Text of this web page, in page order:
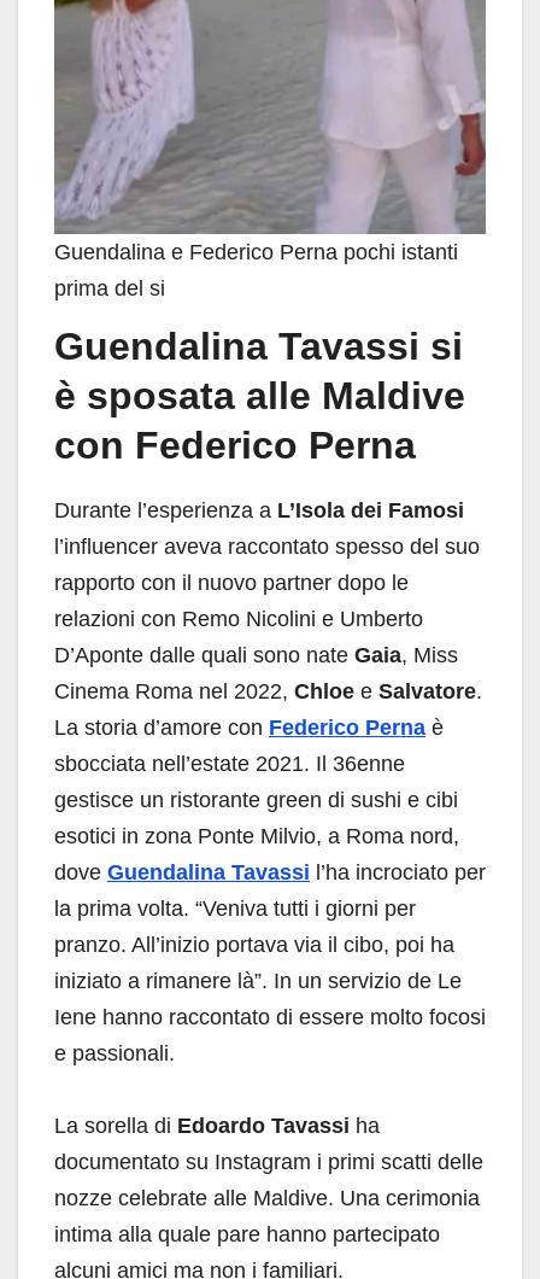
Guendalina e Federico Perna pochi istanti
prima del si
Guendalina Tavassi si
è sposata alle Maldive
con Federico Perna
Durante l’esperienza a L’Isola dei Famosi
l’influencer aveva raccontato spesso del suo
rapporto con il nuovo partner dopo le
relazioni con Remo Nicolini e Umberto
D’Aponte dalle quali sono nate Gaia, Miss
Cinema Roma nel 2022, Chloe e Salvatore.
La storia d’amore con Federico Perna è
sbocciata nell’estate 2021. Il 36enne
gestisce un ristorante green di sushi e cibi
esotici in zona Ponte Milvio, a Roma nord,
dove Guendalina Tavassi l’ha incrociato per
la prima volta. “Veniva tutti i giorni per
pranzo. All’inizio portava via il cibo, poi ha
iniziato a rimanere là”. In un servizio de Le
Iene hanno raccontato di essere molto focosi
e passionali.
La sorella di Edoardo Tavassi ha
documentato su Instagram i primi scatti delle
nozze celebrate alle Maldive. Una cerimonia
intima alla quale pare hanno partecipato
alcuni amici ma non i familiari.